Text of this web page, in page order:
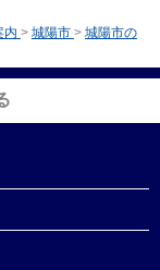
内 > 城陽市 > 城陽市の